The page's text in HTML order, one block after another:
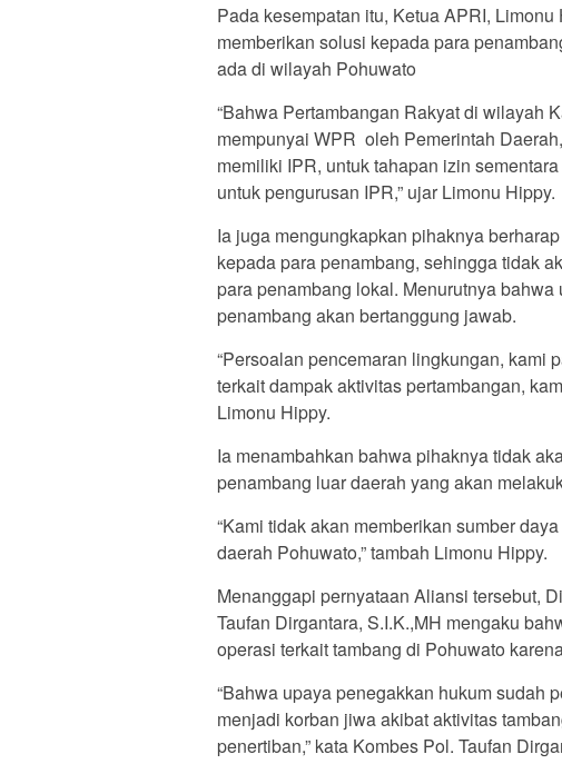
Pada kesempatan itu, Ketua APRI,
memberikan solusi kepada para
ada di wilayah Pohuwato
“Bahwa Pertambangan Rakyat di wilayah
mempunyai WPR oleh Pemerintah
memiliki IPR, untuk tahapan izin
untuk pengurusan IPR,” ujar Limonu Hippy.
Ia juga mengungkapkan pihaknya
kepada para penambang, sehingga tidak
para penambang lokal. Menurutnya
penambang akan bertanggung jawab.
“Persoalan pencemaran lingkungan, kami
terkait dampak aktivitas pertambangan,
Limonu Hippy.
Ia menambahkan bahwa pihaknya tidak
penambang luar daerah yang akan
“Kami tidak akan memberikan sumber
daerah Pohuwato,” tambah Limonu Hippy.
Menanggapi pernyataan Aliansi tersebut,
Taufan Dirgantara, S.I.K.,MH mengaku
operasi terkait tambang di Pohuwato
“Bahwa upaya penegakkan hukum sudah
menjadi korban jiwa akibat aktivitas
penertiban,” kata Kombes Pol. Taufan